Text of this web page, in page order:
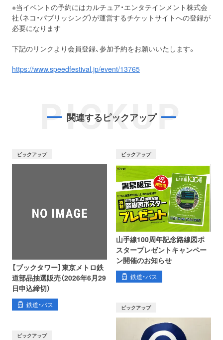
※当イベントの予約にはカルチュア・エンタテインメント株式会
社（ネコ・パブリッシング）が運営するチケットサイトへの登録が
必要になります
下記のリンクより会員登録、参加予約をお願いいたします。
https://www.speedfestival.jp/event/13765
PICKUP
関連するピックアップ
ピックアップ
【ブックタワー】東京メトロ鉄
道部品抽選販売（2026年6月29
日申込締切）
鉄道・バス
ピックアップ
山手線100周年記念路線図ポ
スタープレゼントキャンペー
ン開催のお知らせ
鉄道・バス
ピックアップ
ピックアップ